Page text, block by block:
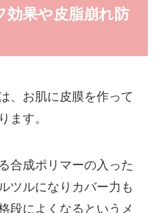
効果や皮脂崩れ防
、お肌に皮膜を作って
ます。
合成ポリマーの入った
ツルになりカバー力も
段によくなるというメ